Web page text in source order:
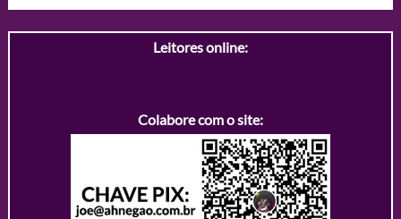
Leitores online:
Colabore com o site: